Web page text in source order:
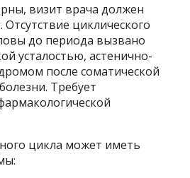
визит врача должен
циклического
до периода вызвано
усталостью, астенично-
после соматической
Требует
цикла может иметь